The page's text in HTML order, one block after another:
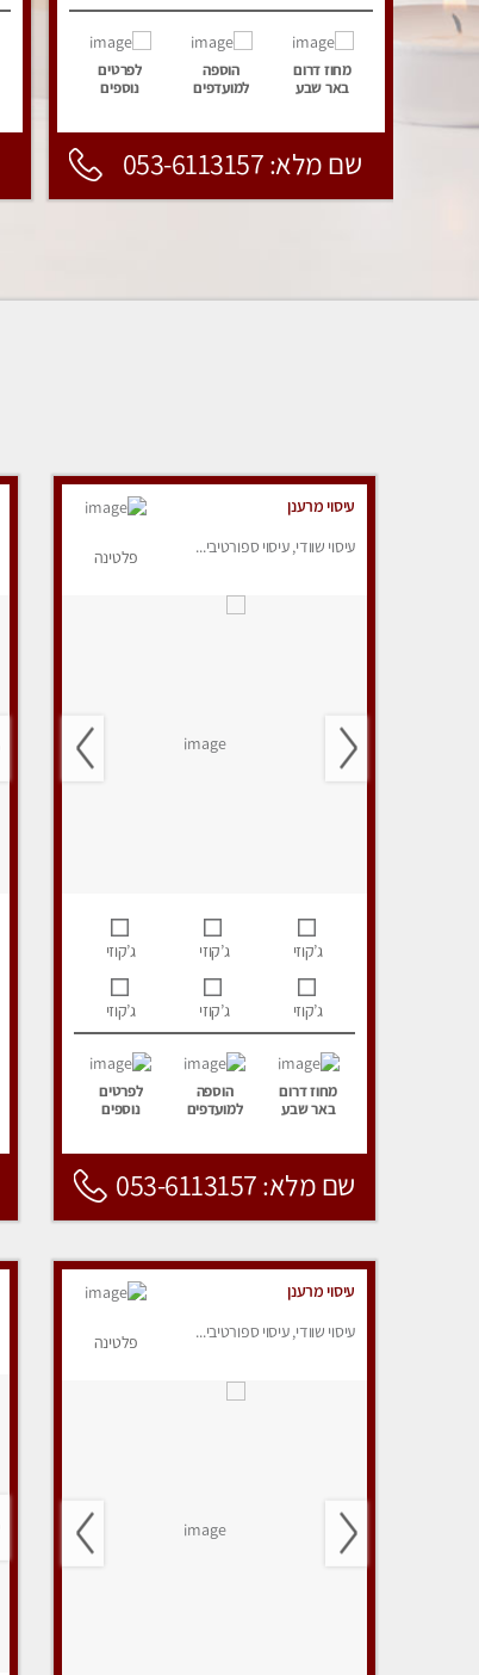
מחוז דרום
באר שבע
הוספה
למועדפים
לפרטים
נוספים
שם מלא: 053-6113157
עיסוי מרענן
עיסוי שוודי, עיסוי ספורטיבי...
פלטינה
ג’קוזי ג’קוזי ג’קוזי
ג’קוזי ג’קוזי ג’קוזי
מחוז דרום
באר שבע
הוספה
למועדפים
לפרטים
נוספים
שם מלא: 053-6113157
עיסוי מרענן
עיסוי שוודי, עיסוי ספורטיבי...
פלטינה